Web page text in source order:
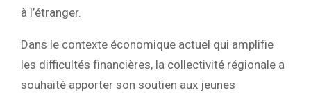
à l’étranger.
Dans le contexte économique actuel qui amplifie
les difficultés financières, la collectivité régionale a
souhaité apporter son soutien aux jeunes